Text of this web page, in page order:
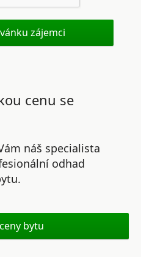
cenu se
náš specialista
odhad
bytu